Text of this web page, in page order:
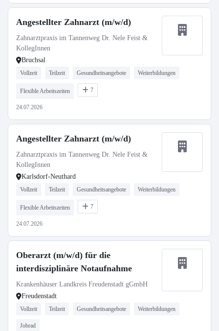
Angestellter Zahnarzt (m/w/d)
Zahnarztpraxis im Tannenweg Dr. Nele Feist &
KollegInnen
Bruchsal
Vollzeit Teilzeit Gesundheitsangebote Weiterbildungen
Flexible Arbeitszeiten 7
24.07.2026
Angestellter Zahnarzt (m/w/d)
Zahnarztpraxis im Tannenweg Dr. Nele Feist &
KollegInnen
Karlsdorf-Neuthard
Vollzeit Teilzeit Gesundheitsangebote Weiterbildungen
Flexible Arbeitszeiten 7
24.07.2026
Oberarzt (m/w/d) für die
interdisziplinäre Notaufnahme
Krankenhäuser Landkreis Freudenstadt gGmbH
Freudenstadt
Vollzeit Teilzeit Gesundheitsangebote Weiterbildungen
Jobrad